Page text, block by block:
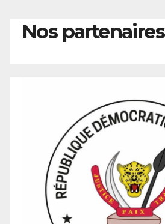
Nos partenaires